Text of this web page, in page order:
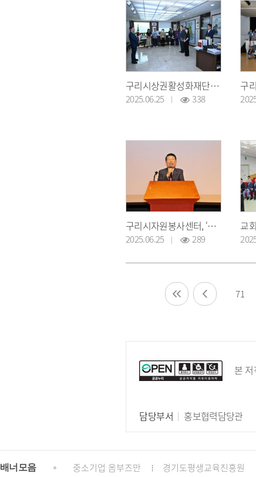
구리시상권활성화재단 신규직원 인사발령
2025.06.25 338
구리시자원봉사센터, ‘나봉특강’ 개최
2025.06.25 289
71
본
담당부서 홍보협력담당관
배너모음
행정안전부 중소기업 옴부즈만 경기도평생교육진흥원